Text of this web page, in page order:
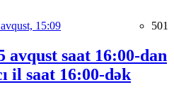
15:09 501
avqust saat 16:00-dan
il saat 16:00-dək